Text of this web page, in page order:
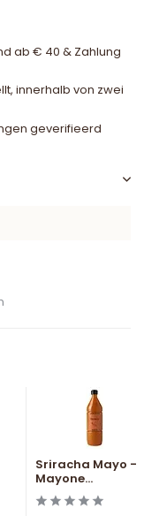
ab € 40 & Zahlung
innerhalb von zwei
geverifieerd
Sriracha Mayo -
Mayone...